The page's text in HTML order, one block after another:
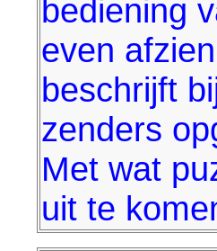
bediening
even
beschrijft
zenders
Met wat
uit te